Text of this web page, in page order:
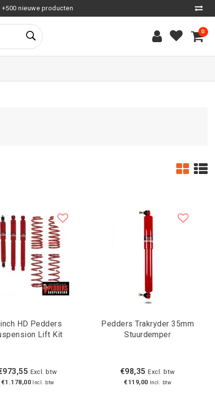
+500 nieuwe producten
0
HD Pedders
Lift Kit
Excl. btw
€1.178,00 Incl. btw
Pedders Trakryder 35mm
Stuurdemper
€98,35 Excl. btw
€119,00 Incl. btw